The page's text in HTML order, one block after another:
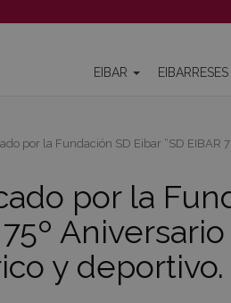
EIBAR EIBARRESES
por la Fundación SD Eibar “SD EIBAR
por la
y deportivo.